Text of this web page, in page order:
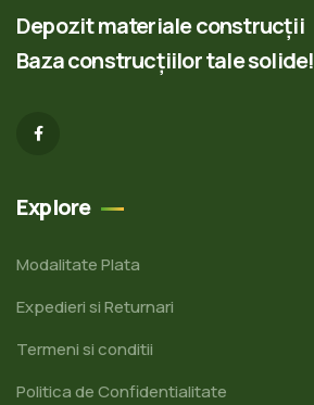
Depozit materiale construcții
Baza construcțiilor tale solide!
Explore
Modalitate Plata
Expedieri si Returnari
Termeni si conditii
Politica de Confidentialitate